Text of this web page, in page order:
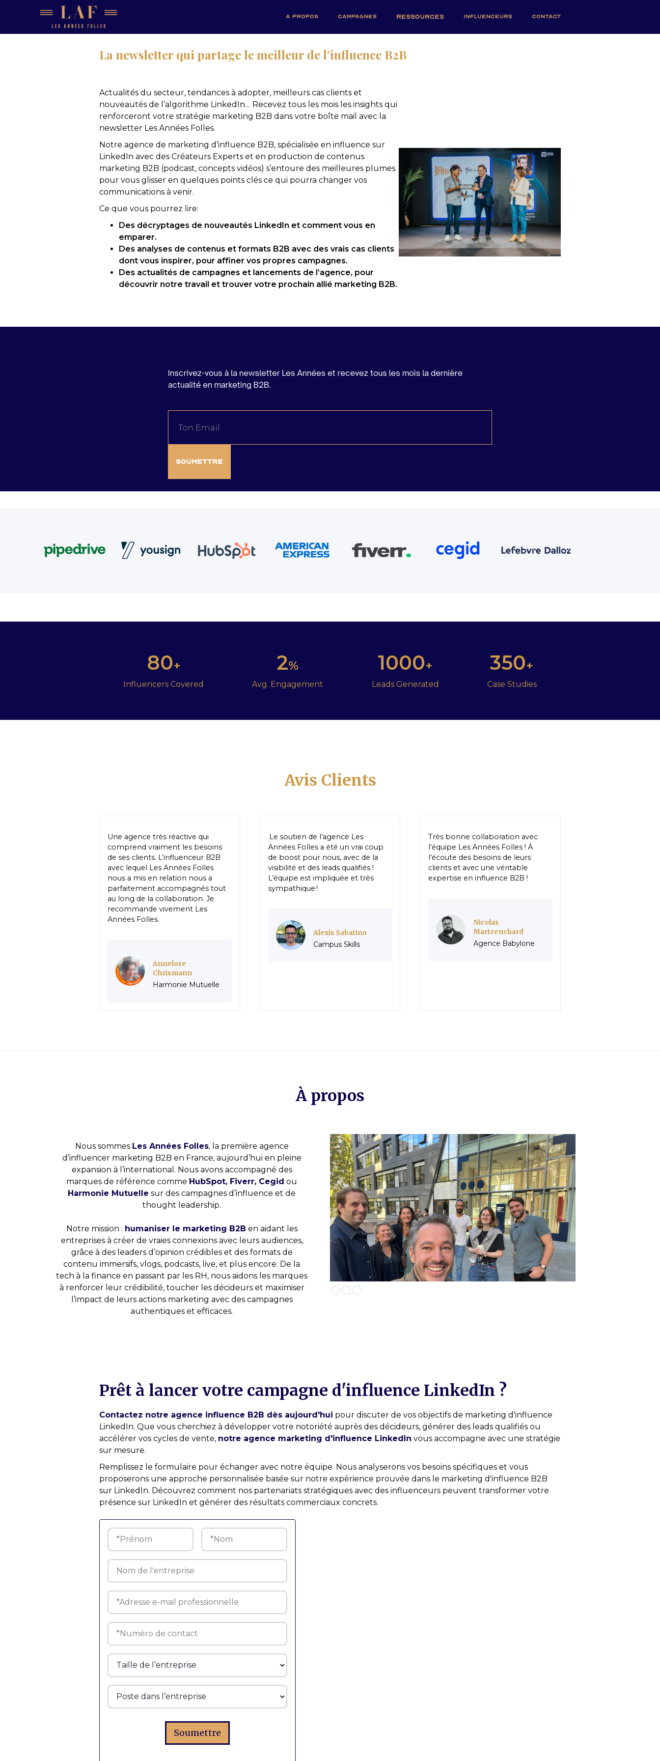
A PROPOS CAMPAGNES RESSOURCES INFLUENCEURS CONTACT
La newsletter qui partage le meilleur de l’influence B2B
Actualités du secteur, tendances à adopter, meilleurs cas clients et
nouveautés de l’algorithme LinkedIn… Recevez tous les mois les insights qui
renforceront votre stratégie marketing B2B dans votre boîte mail avec la
newsletter Les Années Folles.
Notre agence de marketing d’influence B2B, spécialisée en influence sur
LinkedIn avec des Créateurs Experts et en production de contenus
marketing B2B (podcast, concepts vidéos) s’entoure des meilleures plumes
pour vous glisser en quelques points clés ce qui pourra changer vos
communications à venir.
Ce que vous pourrez lire:
Des décryptages de nouveautés LinkedIn et comment vous en
emparer.
Des analyses de contenus et formats B2B avec des vrais cas clients
dont vous inspirer, pour affiner vos propres campagnes.
Des actualités de campagnes et lancements de l’agence, pour
découvrir notre travail et trouver votre prochain allié marketing B2B.
Inscrivez-vous à la newsletter Les Années et recevez tous les mois la dernière
actualité en marketing B2B.
80+
Influencers Covered
2%
Avg. Engagement
1000+
Leads Generated
350+
Case Studies
Avis Clients
Une agence très réactive qui
comprend vraiment les besoins
de ses clients. L’influenceur B2B
avec lequel Les Années Folles
nous a mis en relation nous a
parfaitement accompagnés tout
au long de la collaboration. Je
recommande vivement Les
Années Folles.
Annelore
Chrismann
Harmonie Mutuelle
Le soutien de l’agence Les
Années Folles a été un vrai coup
de boost pour nous, avec de la
visibilité et des leads qualifiés !
L’équipe est impliquée et très
sympathique !
Alexis Sabatino
Campus Skills
Très bonne collaboration avec
l’équipe Les Années Folles ! À
l’écoute des besoins de leurs
clients et avec une véritable
expertise en influence B2B !
Nicolas
Martrenchard
Agence Babylone
À propos
Nous sommes Les Années Folles, la première agence
d’influencer marketing B2B en France, aujourd’hui en pleine
expansion à l’international. Nous avons accompagné des
marques de référence comme HubSpot, Fiverr, Cegid ou
Harmonie Mutuelle sur des campagnes d’influence et de
thought leadership.
Notre mission : humaniser le marketing B2B en aidant les
entreprises à créer de vraies connexions avec leurs audiences,
grâce à des leaders d’opinion crédibles et des formats de
contenu immersifs, vlogs, podcasts, live, et plus encore. De la
tech à la finance en passant par les RH, nous aidons les marques
à renforcer leur crédibilité, toucher les décideurs et maximiser
l’impact de leurs actions marketing avec des campagnes
authentiques et efficaces.
Slide 1 of 3.
Prêt à lancer votre campagne d'influence LinkedIn ?
Contactez notre agence influence B2B dès aujourd'hui pour discuter de vos objectifs de marketing d'influence
LinkedIn. Que vous cherchiez à développer votre notoriété auprès des décideurs, générer des leads qualifiés ou
accélérer vos cycles de vente, notre agence marketing d'influence LinkedIn vous accompagne avec une stratégie
sur mesure.
Remplissez le formulaire pour échanger avec notre équipe. Nous analyserons vos besoins spécifiques et vous
proposerons une approche personnalisée basée sur notre expérience prouvée dans le marketing d'influence B2B
sur LinkedIn. Découvrez comment nos partenariats stratégiques avec des influenceurs peuvent transformer votre
présence sur LinkedIn et générer des résultats commerciaux concrets.